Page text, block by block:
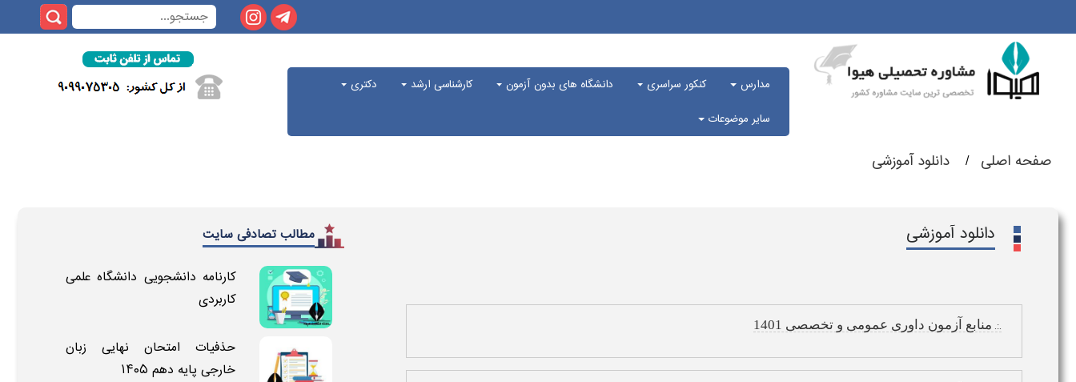
مدارس کنکور سراسری دانشگاه های بدون آزمون کارشناسی ارشد
دکتری
سایر موضوعات
صفحه اصلی دانلود آموزشی
دانلود آموزشی
.:. منابع آزمون داوری عمومی و تخصصی 1401
مطالب تصادفی سایت
کارنامه دانشجویی دانشگاه علمی
کاربردی
حذفیات امتحان نهایی زبان
خارجی پایه دهم ۱۴۰۵